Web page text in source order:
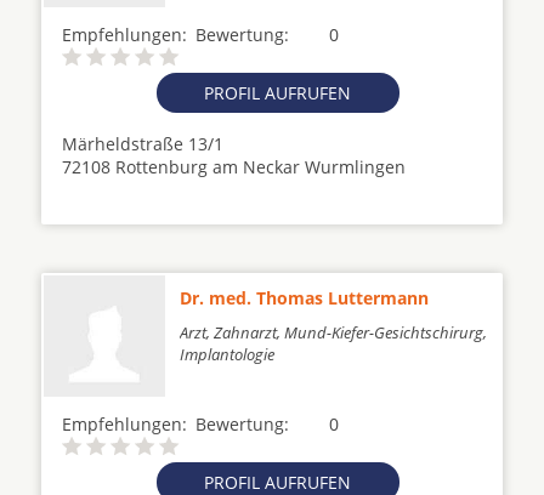
Empfehlungen: 0
Bewertung:
PROFIL AUFRUFEN
Märheldstraße 13/1
72108 Rottenburg am Neckar Wurmlingen
Dr. med. Thomas Luttermann
Arzt, Zahnarzt, Mund-Kiefer-Gesichtschirurg,
Implantologie
Empfehlungen: 0
Bewertung:
PROFIL AUFRUFEN